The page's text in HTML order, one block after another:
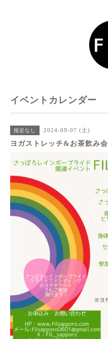
イベントカレンダー
指定なし 2024-09-07 (土)
ヨガストレッチ&お茶飲み会